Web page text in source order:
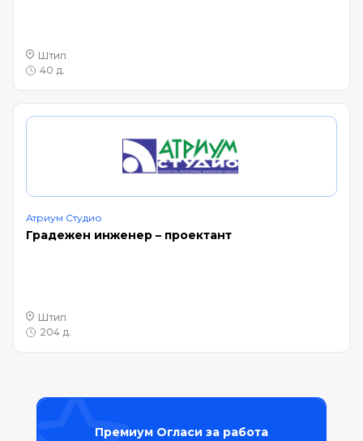
Штип
40 д.
Атриум Студио
Градежен инженер – проектант
Штип
204 д.
Премиум Огласи за работа